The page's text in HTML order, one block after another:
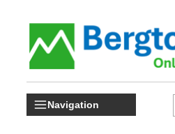
Navigation